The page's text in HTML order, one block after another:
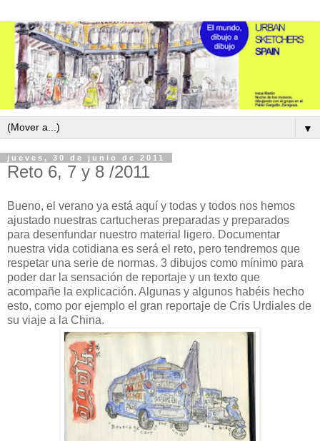
▼
jueves, 30 de junio de 2011
Reto 6, 7 y 8 /2011
Bueno, el verano ya está aquí y todas y todos nos hemos
ajustado nuestras cartucheras preparadas y preparados
para desenfundar nuestro material ligero. Documentar
nuestra vida cotidiana es será el reto, pero tendremos que
respetar una serie de normas. 3 dibujos como mínimo para
poder dar la sensación de reportaje y un texto que
acompañe la explicación. Algunas y algunos habéis hecho
esto, como por ejemplo el gran reportaje de Cris Urdiales de
su viaje a la China.